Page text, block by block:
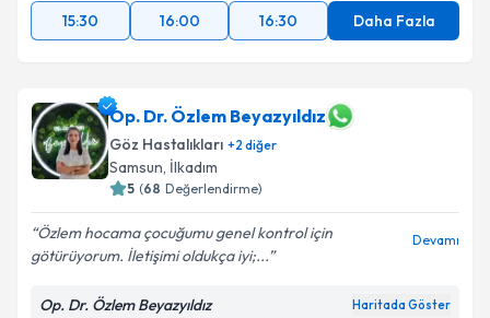
15:30
16:00 16:30 Daha Fazla
Op. Dr. Özlem Beyazyıldız
Göz Hastalıkları +2 diğer
Samsun, İlkadım
5 (68 Değerlendirme)
Özlem hocama çocuğumu genel kontrol için
götürüyorum. İletişimi oldukça iyi;...
Devamı
Op. Dr. Özlem Beyazyıldız Haritada Göster